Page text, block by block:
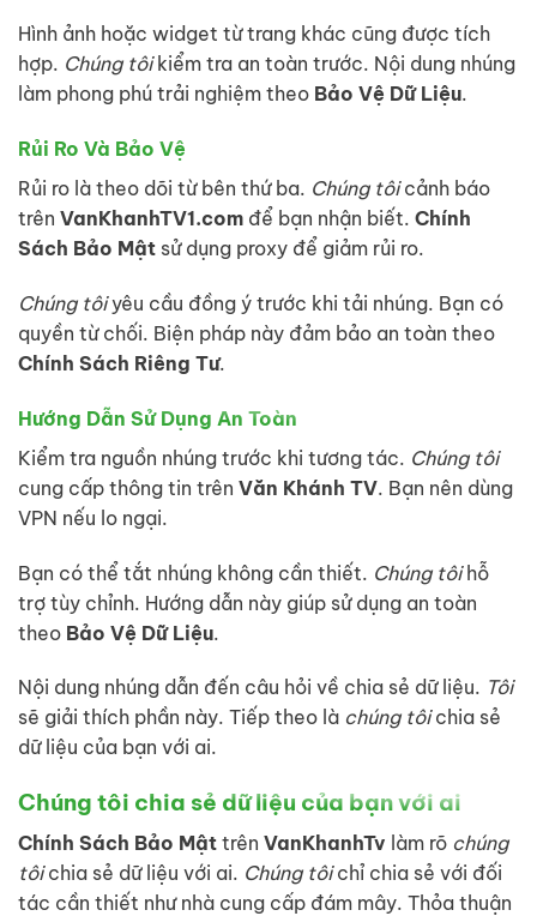
Hình ảnh hoặc widget từ trang khác cũng được tích
hợp. Chúng tôikiểm tra an toàn trước. Nội dung nhúng
làm phong phú trải nghiệm theo Bảo Vệ Dữ Liệu.
Rủi Ro Và Bảo Vệ
Rủi ro là theo dõi từ bên thứ ba. Chúng tôicảnh báo
trên VanKhanhTV1.com để bạn nhận biết. Chính
Sách Bảo Mật sử dụng proxy để giảm rủi ro.
Chúng tôiyêu cầu đồng ý trước khi tải nhúng. Bạn có
quyền từ chối. Biện pháp này đảm bảo an toàn theo
Chính Sách Riêng Tư.
Hướng Dẫn Sử Dụng An Toàn
Kiểm tra nguồn nhúng trước khi tương tác. Chúng tôi
cung cấp thông tin trên Văn Khánh TV. Bạn nên dùng
VPN nếu lo ngại.
Bạn có thể tắt nhúng không cần thiết. Chúng tôihỗ
trợ tùy chỉnh. Hướng dẫn này giúp sử dụng an toàn
theo Bảo Vệ Dữ Liệu.
Nội dung nhúng dẫn đến câu hỏi về chia sẻ dữ liệu. Tôi
sẽ giải thích phần này. Tiếp theo là chúng tôichia sẻ
dữ liệu của bạn với ai.
Chúng tôi chia sẻ dữ liệu của bạn với ai
Chính Sách Bảo Mật trên VanKhanhTv làm rõ chúng
tôichia sẻ dữ liệu với ai. Chúng tôichỉ chia sẻ với đối
tác cần thiết như nhà cung cấp đám mây. Thỏa thuận